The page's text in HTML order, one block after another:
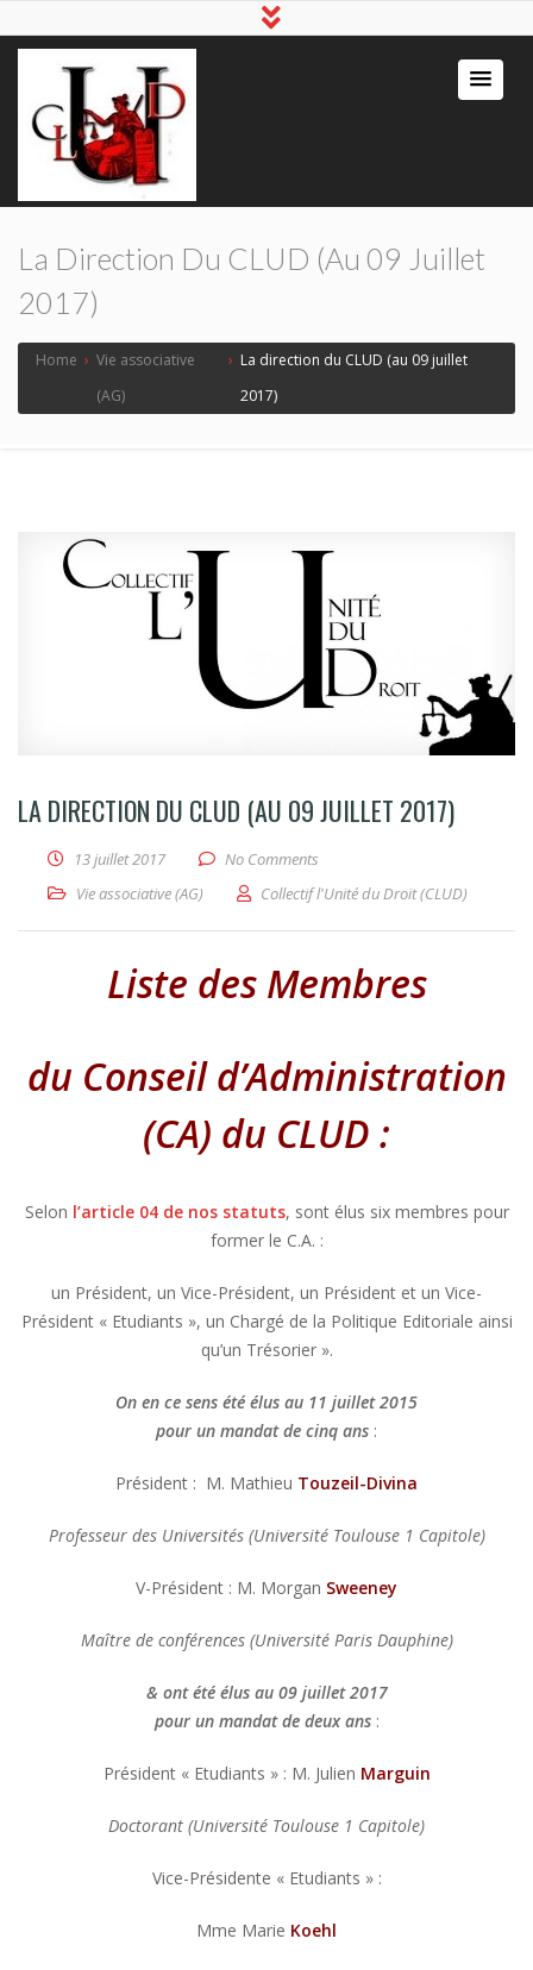
La Direction Du CLUD (au 09 Juillet
2017)
Home › Vie associative
(AG)
› La direction du CLUD (au 09 juillet
2017)
LA DIRECTION DU CLUD (AU 09 JUILLET 2017)
13 juillet 2017
No Comments
Vie associative (AG)
Collectif l'Unité du Droit (CLUD)
Liste des Membres
du Conseil d’Administration
(CA) du CLUD :
Selon l’article 04 de nos statuts, sont élus six membres pour
former le C.A. :
un Président, un Vice-Président, un Président et un Vice-
Président « Etudiants », un Chargé de la Politique Editoriale ainsi
qu’un Trésorier ».
On en ce sens été élus au 11 juillet 2015
pour un mandat de cinq ans :
Président : M. Mathieu Touzeil-Divina
Professeur des Universités (Université Toulouse 1 Capitole)
V-Président : M. Morgan Sweeney
Maître de conférences (Université Paris Dauphine)
& ont été élus au 09 juillet 2017
pour un mandat de deux ans:
Président « Etudiants » : M. Julien Marguin
Doctorant (Université Toulouse 1 Capitole)
Vice-Présidente « Etudiants » :
Mme Marie Koehl